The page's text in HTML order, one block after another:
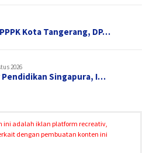
Kota Tangerang, DP…
2026
Pendidikan Singapura, I…
ini adalah iklan platform recreativ,
dengan pembuatan konten ini